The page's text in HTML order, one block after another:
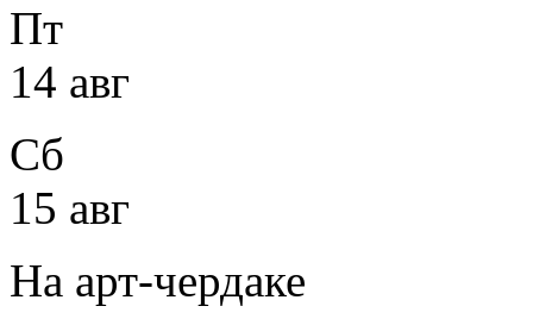
Пт
14 авг
Сб
15 авг
На арт-чердаке